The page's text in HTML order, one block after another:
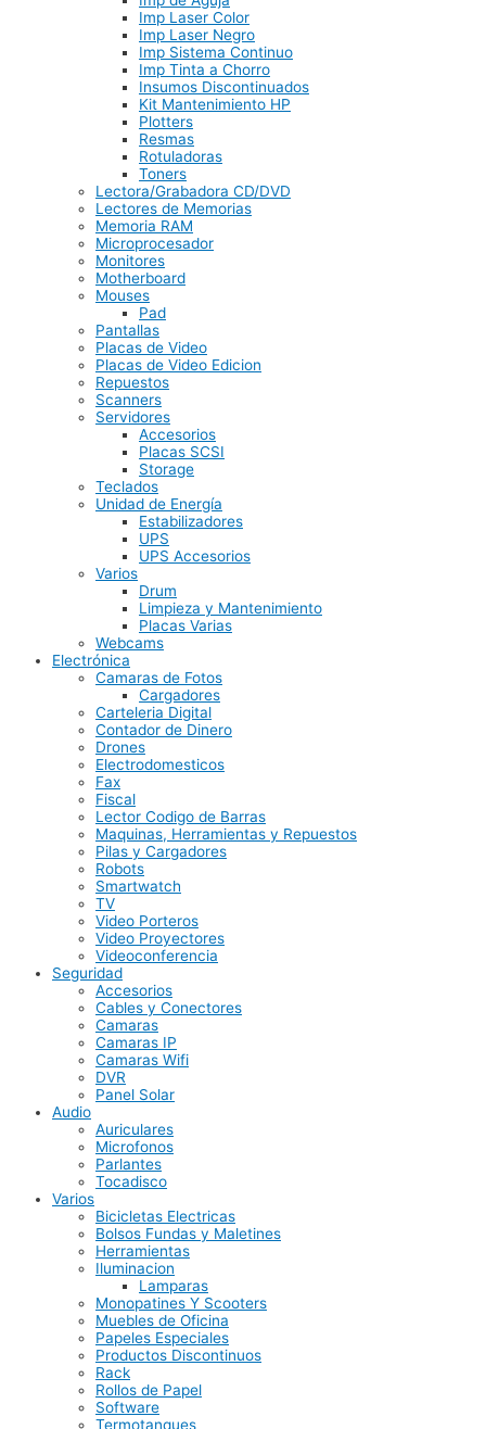
Imp Laser Color
Imp Laser Negro
Imp Sistema Continuo
Imp Tinta a Chorro
Insumos Discontinuados
Kit Mantenimiento HP
Plotters
Resmas
Rotuladoras
Toners
Lectora/Grabadora CD/DVD
Lectores de Memorias
Memoria RAM
Microprocesador
Monitores
Motherboard
Mouses
Pad
Pantallas
Placas de Video
Placas de Video Edicion
Repuestos
Scanners
Servidores
Accesorios
Placas SCSI
Storage
Teclados
Unidad de Energía
Estabilizadores
UPS
UPS Accesorios
Varios
Drum
Limpieza y Mantenimiento
Placas Varias
Webcams
Electrónica
Camaras de Fotos
Cargadores
Carteleria Digital
Contador de Dinero
Drones
Electrodomesticos
Fax
Fiscal
Lector Codigo de Barras
Maquinas, Herramientas y Repuestos
Pilas y Cargadores
Robots
Smartwatch
TV
Video Porteros
Video Proyectores
Videoconferencia
Seguridad
Accesorios
Cables y Conectores
Camaras
Camaras IP
Camaras Wifi
DVR
Panel Solar
Audio
Auriculares
Microfonos
Parlantes
Tocadisco
Varios
Bicicletas Electricas
Bolsos Fundas y Maletines
Herramientas
Iluminacion
Lamparas
Monopatines Y Scooters
Muebles de Oficina
Papeles Especiales
Productos Discontinuos
Rack
Rollos de Papel
Software
Termotanques